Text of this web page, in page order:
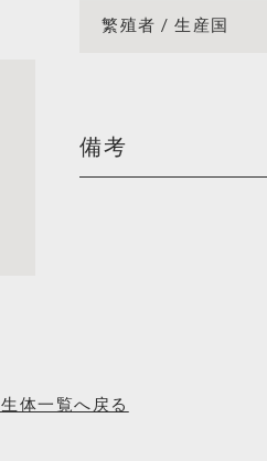
繁殖者 / 生産国
備考
生体一覧へ戻る